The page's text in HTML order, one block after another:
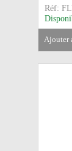
Réf: